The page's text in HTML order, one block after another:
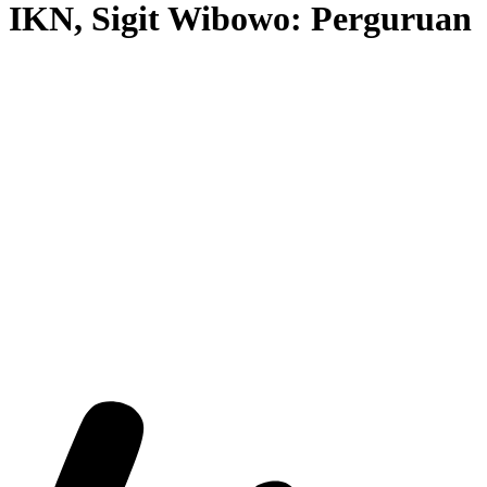
IKN, Sigit Wibowo: Perguruan